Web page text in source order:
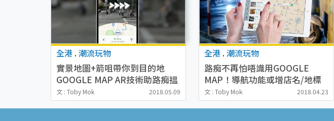
全港 . 潮流玩物
實景地圖+箭咀帶你到目的地
GOOGLE MAP AR技術助路痴搵
路
文 : Toby Mok 2018.05.09
全港 .潮流玩物
路痴不再怕唔識用GOOGLE
MAP！導航功能或增店名/地標
幫你搵路
文 : Toby Mok 2018.04.23